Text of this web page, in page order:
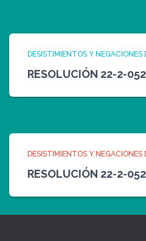
DESISTIMIENTOS Y NEGACIONES
RESOLUCIÓN 22-2-
DESISTIMIENTOS Y NEGACIONES
RESOLUCIÓN 22-2-